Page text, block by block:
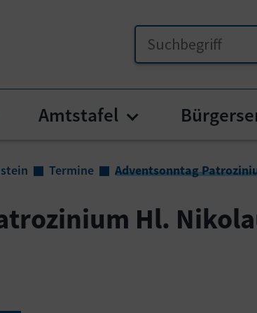
for "Unser Frauenstein"
Amtstafel Submenu for
Termine Adventsonntag
Hl.